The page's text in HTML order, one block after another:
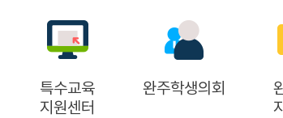
완주학생의회
완주늘봄